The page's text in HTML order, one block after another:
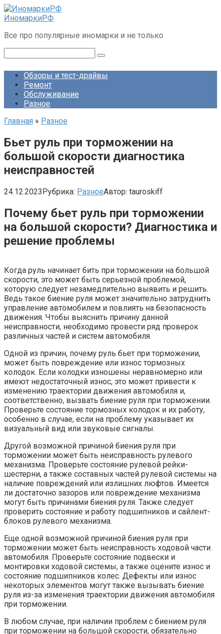
Перейти
к
ИномаркиРФ
Все про популярные иномарки и не только
Обзоры и тест-драйвы
Ремонт
Обслуживание
Разное
Главная » Разное
Бьет руль при торможении на
большой скорости диагностика
неисправностей
24.12.2023Рубрика: РазноеАвтор: tauroskiff
Почему бьет руль при торможении
на большой скорости? Диагностика и
решение проблемы
Когда руль начинает бить при торможении на большой
скорости, это может быть серьезной проблемой,
которую следует незамедлительно выявить и решить.
Ведь такое биение руля может значительно затруднить
управление автомобилем и повлиять на безопасность
движения. Чтобы выяснить причину данной
неисправности, необходимо провести ряд проверок
различных частей и систем автомобиля.
Одной из причин, почему руль бьет при торможении,
может быть повреждение или износ тормозных
колодок. Если колодки изношены неравномерно или
имеют недостаточный износ, это может привести к
изменению траектории движения автомобиля и,
соответственно, вызвать биение руля при торможении.
Проверьте состояние тормозных колодок и их работу,
особенно в случае, если на проблему указывает их
визуальный вид или звуковые сигналы.
Другой возможной причиной биения руля при
торможении может быть неисправность рулевого
механизма. Проверьте состояние рулевой рейки-
шестерни, а также составных частей рулевой системы на
наличие повреждений или излишних люфтов. Имеется
ли достаточно зазоров или повреждение механизма
могут быть причинами биения руля. Также следует
проверить состояние и работу подшипников и сайлент-
блоков рулевого механизма.
Еще одной возможной причиной биения руля при
торможении может быть неисправность ходовой части
автомобиля. Проверьте состояние подвески и
монтировки ходовой системы, а также оцените износ и
состояние подшипников колес. Дефекты или износ
некоторых элементов могут также вызывать биение
руля из-за изменения траектории движения автомобиля
при торможении.
В любом случае, при наличии проблем с биением руля
при торможении на большой скорости, обязательно